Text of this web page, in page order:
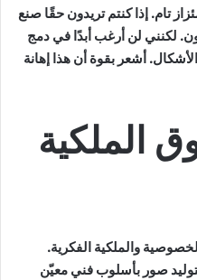
تام. إذا كنتم تريدون حقًا صنع
لكنني لن أرغب أبدًا في دمج
أشعر بقوة أن هذا إهانة
الملكية
والملكية الفكرية.
صور بأسلوب فني معيّن